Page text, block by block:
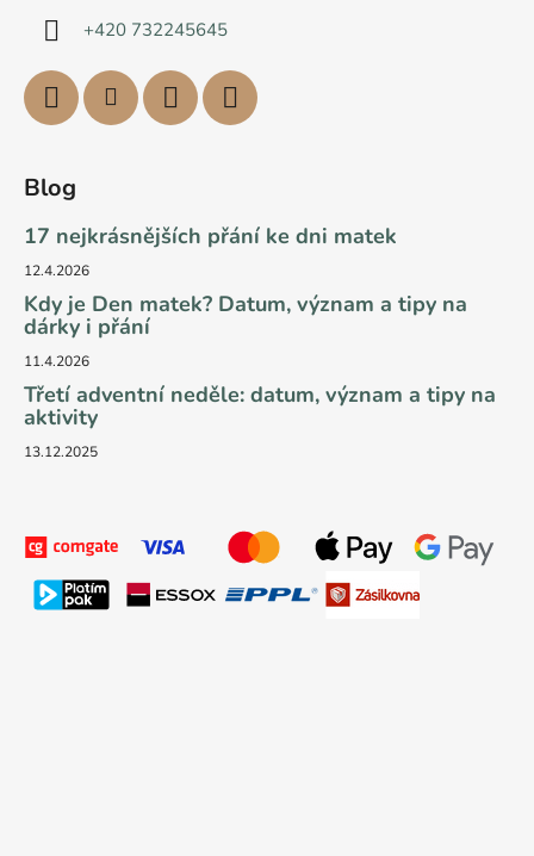
+420 732245645
Blog
17 nejkrásnějších přání ke dni matek
12.4.2026
Kdy je Den matek? Datum, význam a tipy na
dárky i přání
11.4.2026
Třetí adventní neděle: datum, význam a tipy na
aktivity
13.12.2025